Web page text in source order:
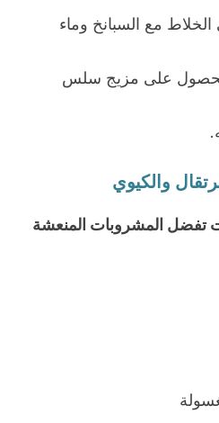
مع السبانخ وماء
على مزيج سلس
تفضل المشروبات المنعشة